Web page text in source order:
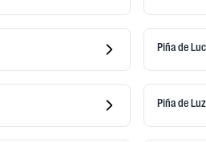
Piña de
Piña de